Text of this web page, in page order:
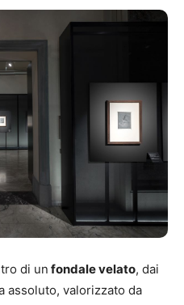
di un fondale velato, dai
assoluto, valorizzato da